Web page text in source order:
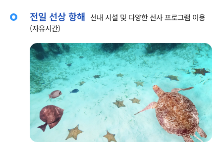
전일 선상 항해 선내 시설 및 다양한 선사 프로그램 이용
(자유시간)